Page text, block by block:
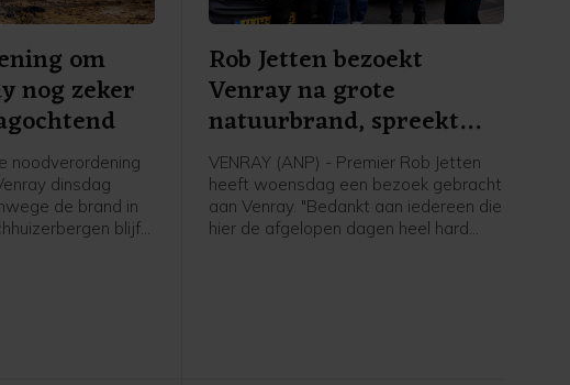
om
nog zeker
noodverordening
dinsdag
de brand in
blijft
Rob Jetten bezoekt
Venray na grote
natuurbrand, spreekt
dank uit
VENRAY (ANP) - Premier Rob Jetten
heeft woensdag een bezoek gebracht
aan Venray. "Bedankt aan iedereen die
hier de afgelopen dagen heel hard